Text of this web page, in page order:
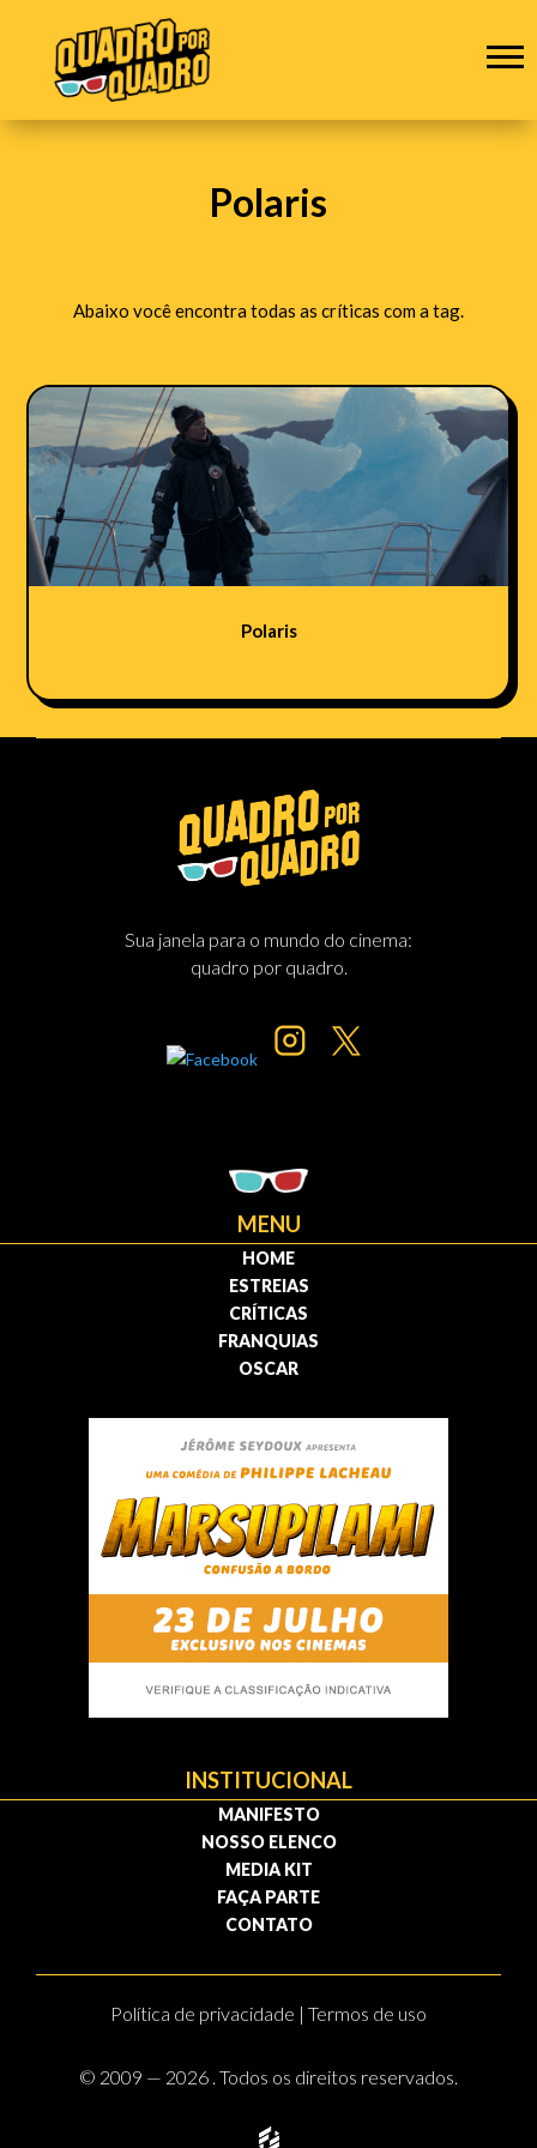
Polaris
Abaixo você encontra todas as críticas com a tag.
Polaris
Sua janela para o mundo do cinema:
quadro por quadro.
MENU
HOME
ESTREIAS
CRÍTICAS
FRANQUIAS
OSCAR
INSTITUCIONAL
MANIFESTO
NOSSO ELENCO
MEDIA KIT
FAÇA PARTE
CONTATO
Política de privacidade | Termos de uso
© 2009 — 2026 . Todos os direitos reservados.